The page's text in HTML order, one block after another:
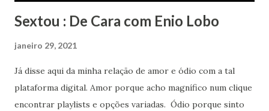
Sextou : De Cara com Enio Lobo
janeiro 29, 2021
Já disse aqui da minha relação de amor e ódio com a tal
plataforma digital. Amor porque acho magnífico num clique
encontrar playlists e opções variadas. Ódio porque sinto